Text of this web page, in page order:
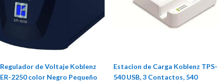
Regulador de Voltaje Koblenz
ER-2250 color Negro Pequeño
Estacion de Carga Koblenz TPS-
540 USB, 3 Contactos, 540